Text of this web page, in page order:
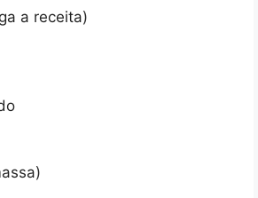
a receita)